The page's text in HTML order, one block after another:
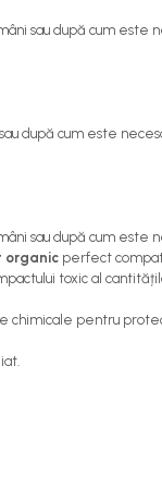
sau după cum este
după cum este
sau după cum este
organic perfect
toxic al
chimicale pentru